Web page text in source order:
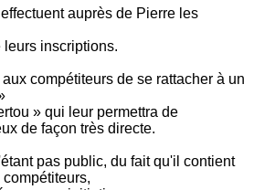
auprès de Pierre les
leurs inscriptions.
compétiteurs de se rattacher à un
» qui leur permettra de
de façon très directe.
pas public, du fait qu'il contient